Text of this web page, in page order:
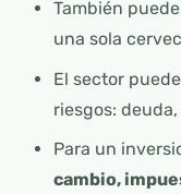
También
una sola
El sector
riesgos:
Para un
cambio,